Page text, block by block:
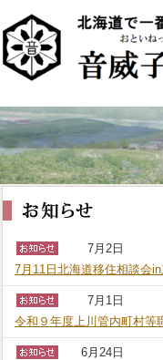
ビ
ゲ
ー
シ
ン
を
飛
ば
す
7月2日
7月11日­北海道移住­相談会
7月1日
令和９年度上川管内町村等
6月24日